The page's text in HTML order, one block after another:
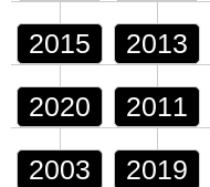
2015 2013
2020 2011
2003 2019